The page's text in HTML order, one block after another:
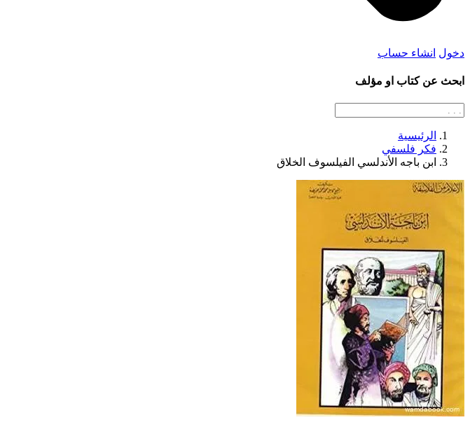
دخول انشاء حساب
ابحث عن كتاب او مؤلف
الرئيسية
فكر فلسفي
ابن باجه الأندلسي الفيلسوف الخلاق